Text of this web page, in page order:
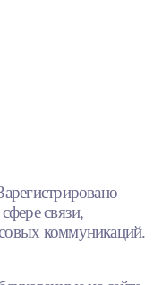
связи,
коммуникаций.